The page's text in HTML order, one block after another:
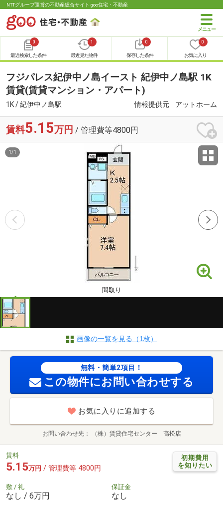
NTTグループ運営の不動産総合サイト goo住宅・不動産
0
最近検索した条件
1
最近見た物件
0
保存した条件
0
お気に入り
フジパレス紀伊中ノ島イースト 紀伊中ノ島駅 1K
賃貸(賃貸マンション・アパート)
1K / 紀伊中ノ島駅 情報提供元 アットホーム
賃料5.15万円 / 管理費等4800円
間取り
1 /1
画像の一覧を見る（1枚）
無料・簡単2項目！
この物件にお問い合わせする
お気に入りに追加する
お問い合わせ先 （株）賃貸住宅センター 高松店
初期費用
を知りたい
賃料
5.15万円 / 管理費等 4800円
敷 / 礼
なし / 6万円
保証金
なし